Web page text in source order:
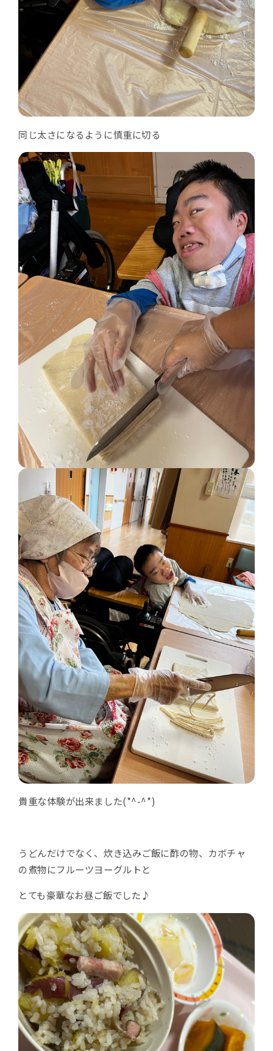
同じ太さになるように慎重に切る
貴重な体験が出来ました(*^-^*)
うどんだけでなく、炊き込みご飯に酢の物、カボチャ
の煮物にフルーツヨーグルトと
とても豪華なお昼ご飯でした♪